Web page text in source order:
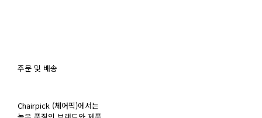
주문 및 배송
Chairpick (체어픽)에서는